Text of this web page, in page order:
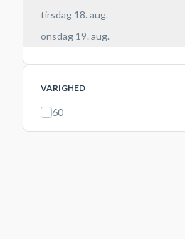
tirsdag 18. aug.
onsdag 19. aug.
VARIGHED
60